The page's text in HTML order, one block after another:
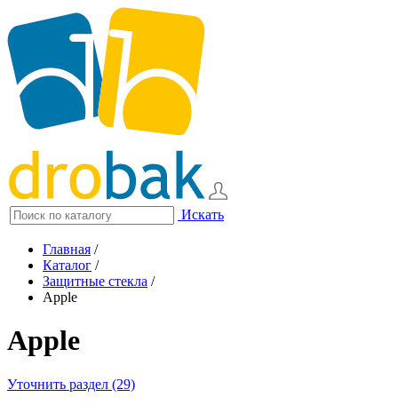
Искать
Главная /
Каталог /
Защитные стекла /
Apple
Apple
Уточнить раздел (29)